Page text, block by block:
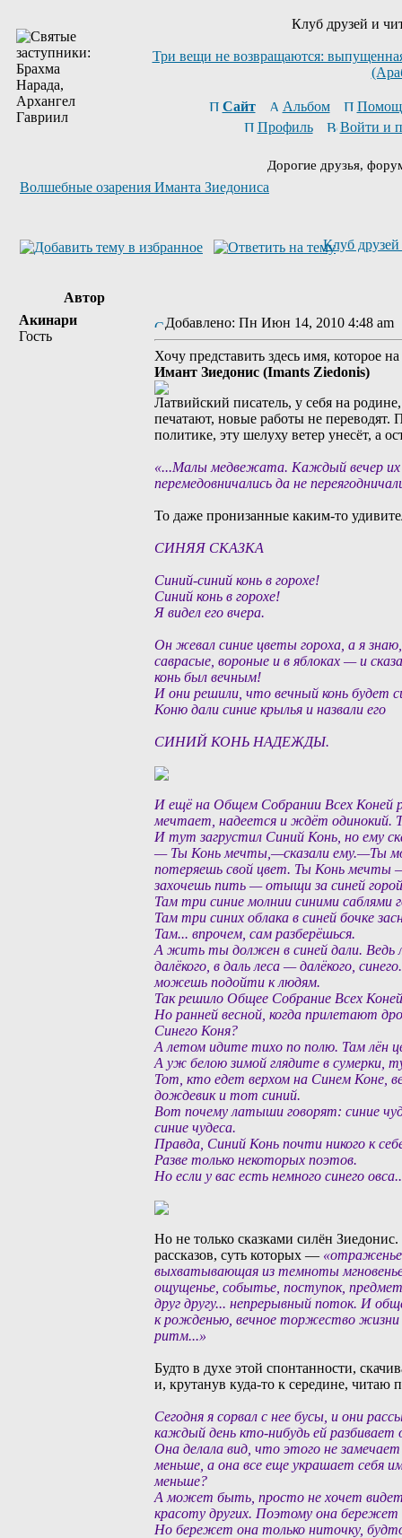
Клуб друзей и
Три вещи не возвращаются:
Сайт Альбом
Профиль
Войти и
Дорогие друзья,
Волшебные озарения Иманта Зиедониса
Клуб
Автор
Акинари
Гость
Добавлено: Пн Июн 14, 2010 4:48
Хочу представить здесь имя, которое
Имант Зиедонис (Imants Ziedonis)
Латвийский писатель, у себя на
печатают, новые работы не
политике, эту шелуху ветер унесёт, а
«...Малы медвежата. Каждый вечер их
перемедовничались да не
То даже пронизанные каким-то
СИНЯЯ СКАЗКА
Синий-синий конь в горохе!
Синий конь в горохе!
Я видел его вчера.
Он жевал синие цветы гороха, а я
саврасые, вороные и в яблоках — и
конь был вечным!
И они решили, что вечный конь
Коню дали синие крылья и назвали его
СИНИЙ КОНЬ НАДЕЖДЫ.
И ещё на Общем Собрании Всех Коней
мечтает, надеется и ждёт одинокий.
И тут загрустил Синий Конь, но ему
— Ты Конь мечты,—сказали ему.—Ты
потеряешь свой цвет. Ты Конь мечты
захочешь пить — отыщи за синей
Там три синие молнии синими саблями
Там три синих облака в синей бочке
Там... впрочем, сам разберёшься.
А жить ты должен в синей дали. Ведь
далёкого, в даль леса — далёкого,
можешь подойти к людям.
Так решило Общее Собрание Всех
Но ранней весной, когда прилетают
Синего Коня?
А летом идите тихо по полю. Там лён
А уж белою зимой глядите в сумерки,
Тот, кто едет верхом на Синем Коне,
дождевик и тот синий.
Вот почему латыши говорят: синие
синие чудеса.
Правда, Синий Конь почти никого к
Разве только некоторых поэтов.
Но если у вас есть немного синего
Но не только сказками силён
рассказов, суть которых —
выхватывающая из темноты
ощущенье, событье, поступок,
друг другу... непрерывный поток. И
к рожденью, вечное торжество
ритм...»
Будто в духе этой спонтанности,
и, крутанув куда-то к середине, читаю
Сегодня я сорвал с нее бусы, и они
каждый день кто-нибудь ей разбивает
Она делала вид, что этого не
меньше, а она все еще украшает себя
меньше?
А может быть, просто не хочет
красоту других. Поэтому она бережет
Но бережет она только ниточку,